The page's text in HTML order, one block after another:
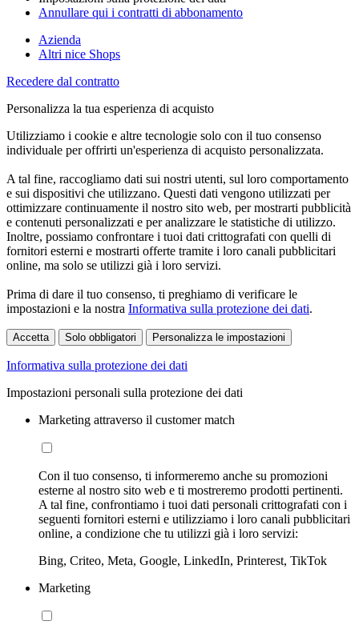
Annullare qui i contratti di abbonamento
Azienda
Altri nice Shops
Recedere dal contratto
Personalizza la tua esperienza di acquisto
Utilizziamo i cookie e altre tecnologie solo con il tuo consenso
individuale per offrirti un'esperienza di acquisto personalizzata.
A tal fine, raccogliamo dati sui nostri utenti, sul loro comportamento
e sui dispositivi che utilizzano. Questi dati vengono utilizzati per
ottimizzare continuamente il nostro sito web, per mostrarti pubblicità
e contenuti personalizzati e per analizzare le statistiche di utilizzo.
Inoltre, possiamo confrontare i tuoi dati crittografati con quelli di
fornitori esterni e mostrarti offerte tramite i loro canali pubblicitari
online, ma solo se utilizzi già i loro servizi.
Prima di dare il tuo consenso, ti preghiamo di verificare le
impostazioni e la nostra Informativa sulla protezione dei dati.
Accetta Solo obbligatori Personalizza le impostazioni
Informativa sulla protezione dei dati
Impostazioni personali sulla protezione dei dati
Marketing attraverso il customer match
Con il tuo consenso, ti informeremo anche su promozioni
esterne al nostro sito web e ti mostreremo prodotti pertinenti.
A tal fine, confrontiamo i tuoi dati personali crittografati con i
seguenti fornitori esterni e utilizziamo i loro canali pubblicitari
online, a condizione che tu utilizzi già i loro servizi:
Bing, Criteo, Meta, Google, LinkedIn, Printerest, TikTok
Marketing